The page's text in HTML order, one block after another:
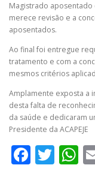
Magistrado aposentado
merece revisão e a
aposentados.
Ao final foi entregue
tratamento e com a
mesmos critérios
Amplamente exposta a
desta falta de
da saúde e dedicaram
Presidente da ACAPEJE